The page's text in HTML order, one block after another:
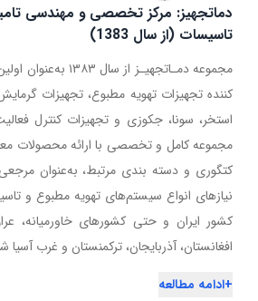
دماتجهیز: مرکز تخصصی و مهندسی
تاسیسات (از سال 1383)
مجموعه دمـاتجهیـز
کننده تجهیزات تهویه مطبوع، تجهیزات
استخر، سونا، جکوزی و تجهیزات کنترل
کتگوری و دسته بندی مرتبط، به‌عنوان مرجعی
نیازهای انواع سیستم‌های تهویه مطبوع و
کشور ایران و حتی کشورهای خاورمیانه،
افغانستان، آذربایجان، ترکمنستان و غرب
+ادامه مطالعه